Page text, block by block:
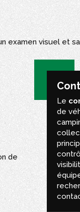
examen visuel et
de
Le
de